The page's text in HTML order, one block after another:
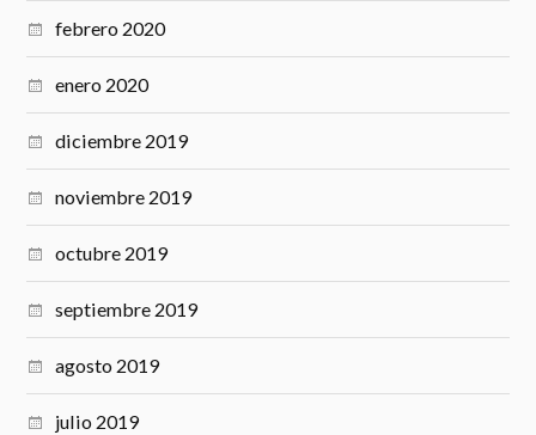
febrero 2020
enero 2020
diciembre 2019
noviembre 2019
octubre 2019
septiembre 2019
agosto 2019
julio 2019